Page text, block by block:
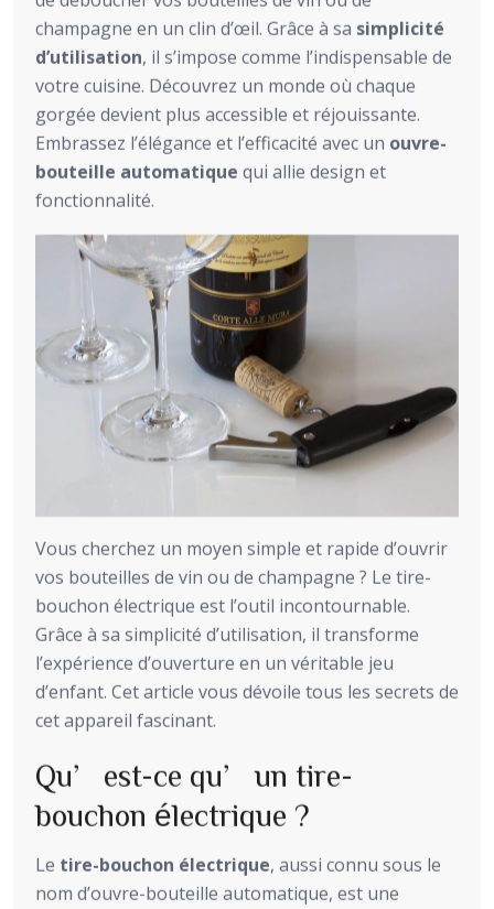
champagne en un clin d’œil. Grâce à sa simplicité
d’utilisation, il s’impose comme l’indispensable de
votre cuisine. Découvrez un monde où chaque
gorgée devient plus accessible et réjouissante.
Embrassez l’élégance et l’efficacité avec un ouvre-
bouteille automatique qui allie design et
fonctionnalité.
Vous cherchez un moyen simple et rapide d’ouvrir
vos bouteilles de vin ou de champagne ? Le tire-
bouchon électrique est l’outil incontournable.
Grâce à sa simplicité d’utilisation, il transforme
l’expérience d’ouverture en un véritable jeu
d’enfant. Cet article vous dévoile tous les secrets de
cet appareil fascinant.
Qu’est-ce qu’un tire-
bouchon électrique ?
Le tire-bouchon électrique, aussi connu sous le
nom d’ouvre-bouteille automatique, est une